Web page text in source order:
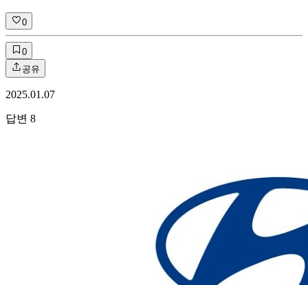
0
0
공유
2025.01.07
답변 8